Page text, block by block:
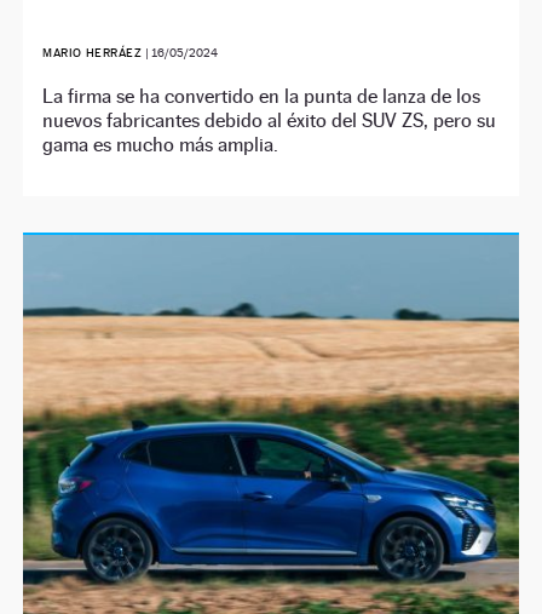
MARIO HERRÁEZ | 16/05/2024
La firma se ha convertido en la punta de lanza de los
nuevos fabricantes debido al éxito del SUV ZS, pero su
gama es mucho más amplia.